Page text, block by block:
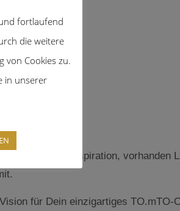
Bilder zur Inspiration, vorhanden
für Dein einzigartiges TO.mTO-
fortlaufend
die weitere
von Cookies zu.
in unserer